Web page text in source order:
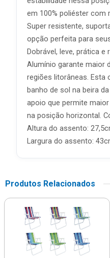
em 100% poliéster com
Super resistente,
opção perfeita para
Dobrável, leve, prática
Alumínio garante maior
regiões litorâneas. Esta
banho de sol na beira
apoio que permite
na posição horizontal.
Altura do assento:
Largura do assento:
Produtos Relacionados